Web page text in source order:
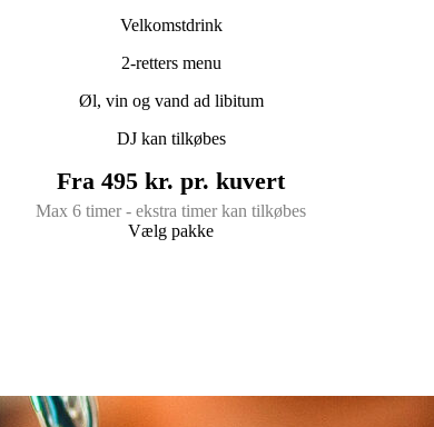
Velkomstdrink
2-retters menu
Øl, vin og vand ad libitum
DJ kan tilkøbes
Fra 495 kr. pr. kuvert
Max 6 timer - ekstra timer kan tilkøbes
Vælg pakke